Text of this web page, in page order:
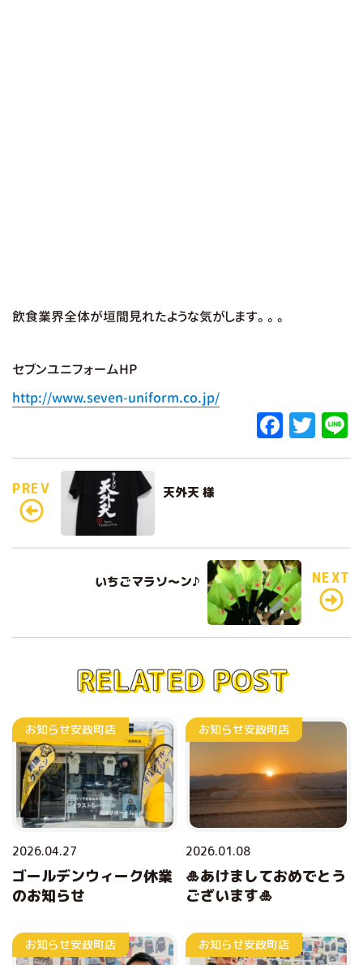
飲食業界全体が垣間見れたような気がします。。。
セブンユニフォームHP
http://www.seven-uniform.co.jp/
F
a
o
o
k
T
w n
PREV 天外天 様
いちごマラソ～ン♪ NEXT
RELATED POST
お知らせ安政町店
2026.04.27
ゴールデンウィーク休業
のお知らせ
お知らせ安政町店
2026.01.08
🎍あけましておめでとう
ございます🎍
お知らせ安政町店 お知らせ安政町店